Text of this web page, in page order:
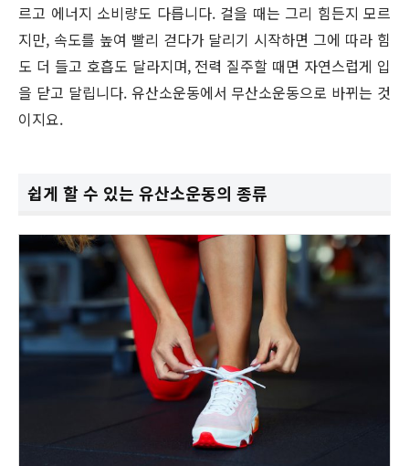
르고 에너지 소비량도 다릅니다. 걸을 때는 그리 힘든지 모르
지만, 속도를 높여 빨리 걷다가 달리기 시작하면 그에 따라 힘
도 더 들고 호흡도 달라지며, 전력 질주할 때면 자연스럽게 입
을 닫고 달립니다. 유산소운동에서 무산소운동으로 바뀌는 것
이지요.
쉽게 할 수 있는 유산소운동의 종류